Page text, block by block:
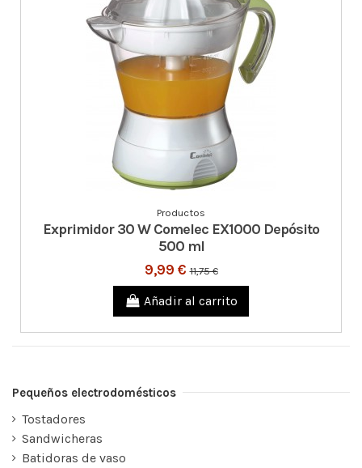
Productos
Exprimidor 30 W Comelec EX1000 Depósito
500 ml
9,99 €11,75 €
Añadir al carrito
Pequeños electrodomésticos
Tostadores
Sandwicheras
Batidoras de vaso